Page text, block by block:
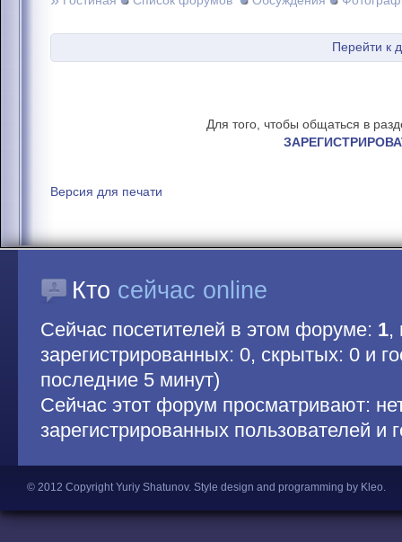
Перейти к
Для того, чтобы общаться в
Версия для печати
Кто сейчас online
Сейчас посетителей в этом форуме: 1,
зарегистрированных: 0, скрытых: 0 и
последние 5 минут)
Сейчас этот форум просматривают:
зарегистрированных пользователей и
© 2012 Copyright Yuriy Shatunov. Style design and programming by Kleo.